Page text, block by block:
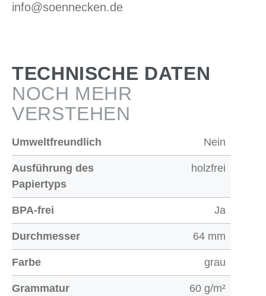
info@soennecken.de
TECHNISCHE DATEN
NOCH MEHR
VERSTEHEN
Umweltfreundlich Nein
Ausführung des
Papiertyps
holzfrei
BPA-frei Ja
Durchmesser 64 mm
Farbe grau
Grammatur 60 g/m²